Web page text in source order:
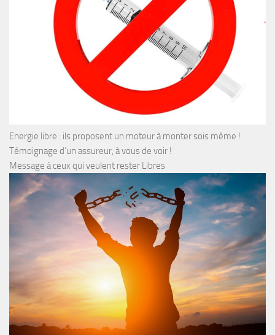
Energie libre : ils proposent un moteur à monter sois même !
Témoignage d’un assureur, à vous de voir !
Message à ceux qui veulent rester Libres